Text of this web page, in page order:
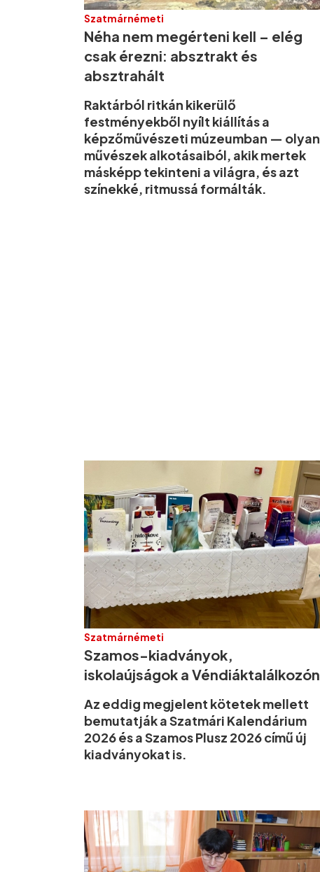
Szatmárnémeti
Néha nem megérteni kell – elég
csak érezni: absztrakt és
absztrahált
Raktárból ritkán kikerülő
festményekből nyílt kiállítás a
képzőművészeti múzeumban — olyan
művészek alkotásaiból, akik mertek
másképp tekinteni a világra, és azt
színekké, ritmussá formálták.
Szatmárnémeti
Szamos-kiadványok,
iskolaújságok a Véndiáktalálkozón
Az eddig megjelent kötetek mellett
bemutatják a Szatmári Kalendárium
2026 és a Szamos Plusz 2026 című új
kiadványokat is.